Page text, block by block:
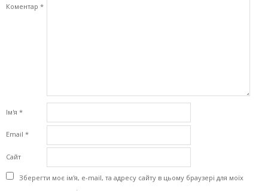
Коментар *
Ім'я *
Email *
Сайт
Зберегти моє ім'я, e-mail, та адресу сайту в цьому браузері для моїх